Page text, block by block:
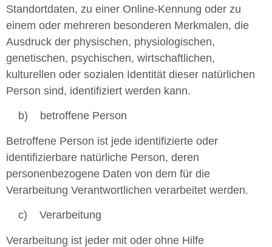
Standortdaten, zu einer Online-Kennung oder zu
einem oder mehreren besonderen Merkmalen, die
Ausdruck der physischen, physiologischen,
genetischen, psychischen, wirtschaftlichen,
kulturellen oder sozialen Identität dieser natürlichen
Person sind, identifiziert werden kann.
b) betroffene Person
Betroffene Person ist jede identifizierte oder
identifizierbare natürliche Person, deren
personenbezogene Daten von dem für die
Verarbeitung Verantwortlichen verarbeitet werden.
c) Verarbeitung
Verarbeitung ist jeder mit oder ohne Hilfe